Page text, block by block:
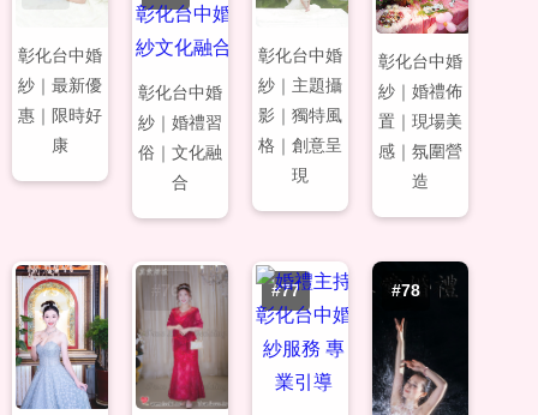
彰化台中婚
紗｜最新優
惠｜限時好
康
彰化台中婚
紗｜婚禮習
俗｜文化融
合
彰化台中婚
紗｜主題攝
影｜獨特風
格｜創意呈
現
彰化台中婚
紗｜婚禮佈
置｜現場美
感｜氛圍營
造
#75 #76 #77 #78